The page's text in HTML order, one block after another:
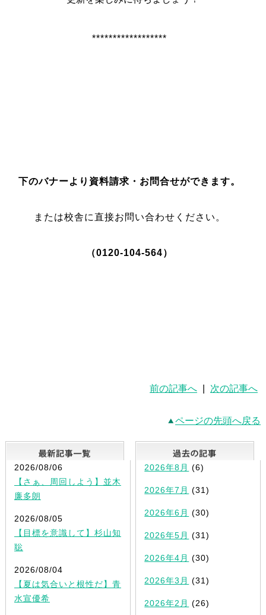
******************
下のバナーより資料請求 ・お問合せができます。
または校舎に直接お問い合わせください。
（0120-104-564）
前の記事へ 次の記事へ
ページの先頭へ戻る
最新記事一覧
2026/08/06
【さぁ、周回しよう】並木
廉多朗
2026/08/05
【目標を意識して】杉山知
聡
2026/08/04
【夏は気合いと根性だ】青
水宣優希
2026年8月 (6)
2026年7月 (31)
2026年6月 (30)
2026年5月 (31)
2026年4月 (30)
2026年3月 (31)
2026年2月 (26)